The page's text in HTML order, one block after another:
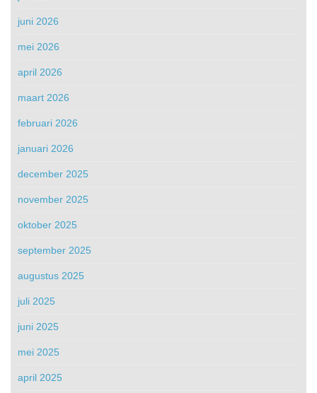
juni 2026
mei 2026
april 2026
maart 2026
februari 2026
januari 2026
december 2025
november 2025
oktober 2025
september 2025
augustus 2025
juli 2025
juni 2025
mei 2025
april 2025